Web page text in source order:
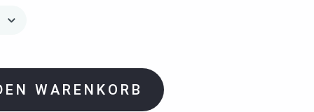
WARENKORB